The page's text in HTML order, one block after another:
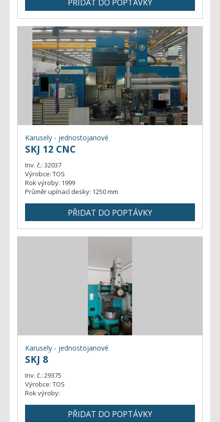
Karusely - jednostojanové
SKJ 12 CNC
Inv. č.: 32037
Výrobce: TOS
Rok výroby: 1999
Průměr upínací desky: 1250 mm
Karusely - jednostojanové
SKJ 8
Inv. č.: 29375
Výrobce: TOS
Rok výroby: